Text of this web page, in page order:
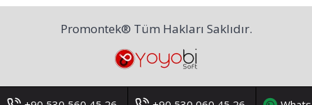
Promontek® Tüm Hakları Saklıdır.